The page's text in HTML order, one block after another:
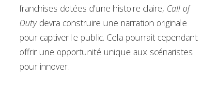
franchises dotées d’une histoire claire, Call of
Dutydevra construire une narration originale
pour captiver le public. Cela pourrait cependant
offrir une opportunité unique aux scénaristes
pour innover.